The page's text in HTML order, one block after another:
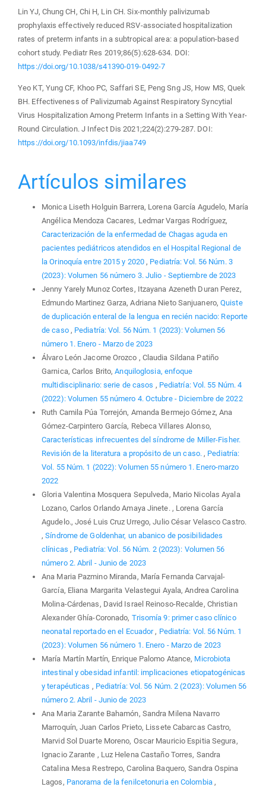
Lin YJ, Chung CH, Chi H, Lin CH. Six-monthly palivizumab
prophylaxis effectively reduced RSV-associated hospitalization
rates of preterm infants in a subtropical area: a population-based
cohort study. Pediatr Res 2019;86(5):628-634. DOI:
https://doi.org/10.1038/s41390-019-0492-7
Yeo KT, Yung CF, Khoo PC, Saffari SE, Peng Sng JS, How MS, Quek
BH. Effectiveness of Palivizumab Against Respiratory Syncytial
Virus Hospitalization Among Preterm Infants in a Setting With Year-
Round Circulation. J Infect Dis 2021;224(2):279-287. DOI:
https://doi.org/10.1093/infdis/jiaa749
Artículos similares
Monica Liseth Holguin Barrera, Lorena García Agudelo, María
Angélica Mendoza Cacares, Ledmar Vargas Rodríguez,
Caracterización de la enfermedad de Chagas aguda en
pacientes pediátricos atendidos en el Hospital Regional de
la Orinoquía entre 2015 y 2020 , Pediatría: Vol. 56 Núm. 3
(2023): Volumen 56 número 3. Julio - Septiembre de 2023
Jenny Yarely Munoz Cortes, Itzayana Azeneth Duran Perez,
Edmundo Martinez Garza, Adriana Nieto Sanjuanero,Quiste
de duplicación enteral de la lengua en recién nacido: Reporte
de caso , Pediatría: Vol. 56 Núm. 1 (2023): Volumen 56
número 1. Enero - Marzo de 2023
Álvaro León Jacome Orozco , Claudia Sildana Patiño
Garnica, Carlos Brito,Anquiloglosia, enfoque
multidisciplinario: serie de casos , Pediatría: Vol. 55 Núm. 4
(2022): Volumen 55 número 4. Octubre - Diciembre de 2022
Ruth Camila Púa Torrejón, Amanda Bermejo Gómez, Ana
Gómez-Carpintero García, Rebeca Villares Alonso,
Características infrecuentes del síndrome de Miller-Fisher.
Revisión de la literatura a propósito de un caso. , Pediatría:
Vol. 55 Núm. 1 (2022): Volumen 55 número 1. Enero-marzo
2022
Gloria Valentina Mosquera Sepulveda, Mario Nicolas Ayala
Lozano, Carlos Orlando Amaya Jinete. , Lorena García
Agudelo., José Luis Cruz Urrego, Julio César Velasco Castro.
,Síndrome de Goldenhar, un abanico de posibilidades
clínicas , Pediatría: Vol. 56 Núm. 2 (2023): Volumen 56
número 2. Abril - Junio de 2023
Ana Maria Pazmino Miranda, María Fernanda Carvajal-
García, Eliana Margarita Velastegui Ayala, Andrea Carolina
Molina-Cárdenas, David Israel Reinoso-Recalde, Christian
Alexander Ghía-Coronado, Trisomía 9: primer caso clínico
neonatal reportado en el Ecuador , Pediatría: Vol. 56 Núm. 1
(2023): Volumen 56 número 1. Enero - Marzo de 2023
María Martín Martín, Enrique Palomo Atance, Microbiota
intestinal y obesidad infantil: implicaciones etiopatogénicas
y terapéuticas , Pediatría: Vol. 56 Núm. 2 (2023): Volumen 56
número 2. Abril - Junio de 2023
Ana Maria Zarante Bahamón, Sandra Milena Navarro
Marroquín, Juan Carlos Prieto, Lissete Cabarcas Castro,
Marvid Sol Duarte Moreno, Oscar Mauricio Espitia Segura,
Ignacio Zarante , Luz Helena Castaño Torres, Sandra
Catalina Mesa Restrepo, Carolina Baquero, Sandra Ospina
Lagos, Panorama de la fenilcetonuria en Colombia ,